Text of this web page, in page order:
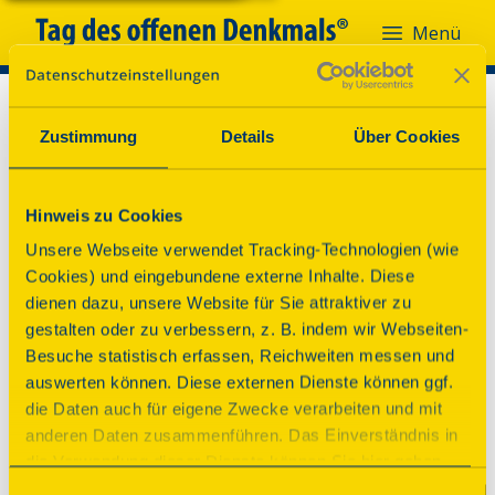
Zustimmung Details Über Cookies
Hinweis zu Cookies
Unsere Webseite verwendet Tracking-Technologien (wie
Cookies) und eingebundene externe Inhalte. Diese
dienen dazu, unsere Website für Sie attraktiver zu
gestalten oder zu verbessern, z. B. indem wir Webseiten-
Besuche statistisch erfassen, Reichweiten messen und
auswerten können. Diese externen Dienste können ggf.
die Daten auch für eigene Zwecke verarbeiten und mit
anderen Daten zusammenführen. Das Einverständnis in
die Verwendung dieser Dienste können Sie hier geben.
Menü
Oh nein!